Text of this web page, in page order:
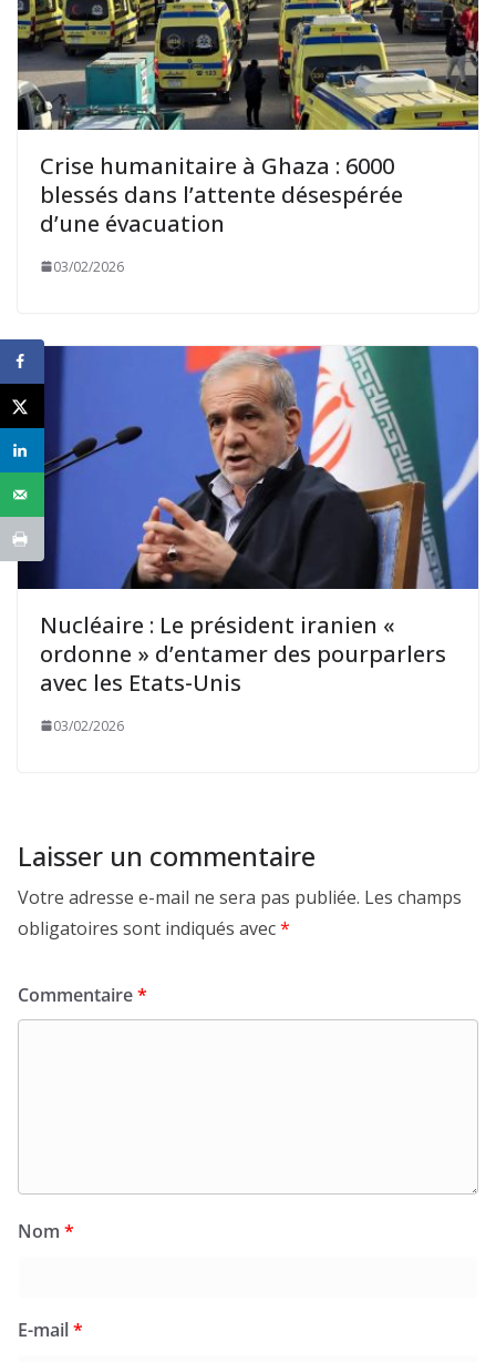
Crise humanitaire à Ghaza : 6000
blessés dans l’attente désespérée
d’une évacuation
03/02/2026
Nucléaire : Le président iranien «
ordonne » d’entamer des pourparlers
avec les Etats-Unis
03/02/2026
Laisser un commentaire
Votre adresse e-mail ne sera pas publiée. Les champs
obligatoires sont indiqués avec*
Commentaire*
Nom *
E-mail*